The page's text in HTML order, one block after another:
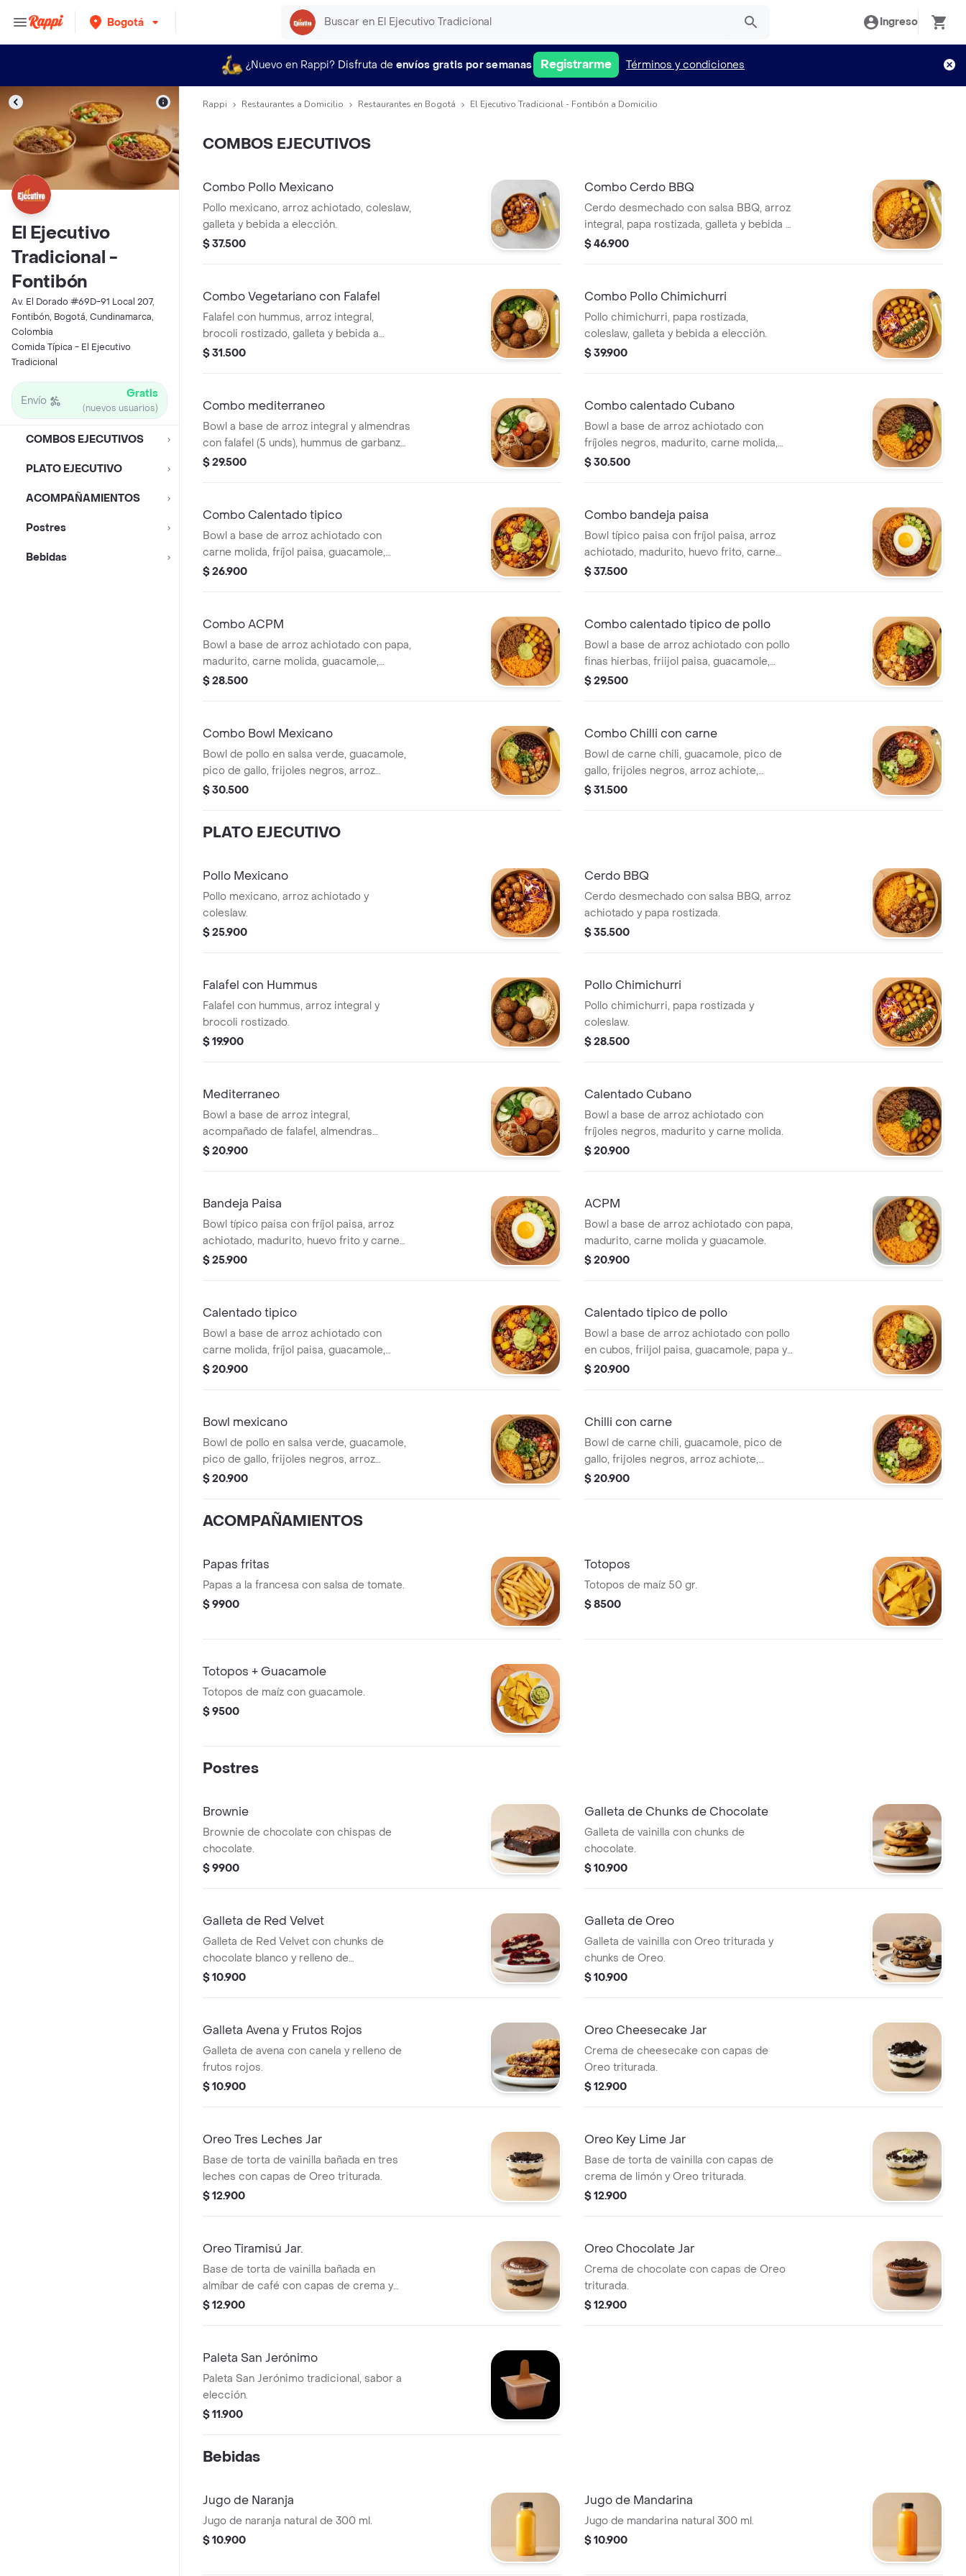
Bogotá Ingreso
¿Nuevo en Rappi? Disfruta de envíos gratis por semanas Registrarme Términos y condiciones
El Ejecutivo
Tradicional -
Fontibón
Av. El Dorado #69D-91 Local 207,
Fontibón, Bogotá, Cundinamarca,
Colombia
Comida Típica - El Ejecutivo
Tradicional
Envío Gratis
(nuevos usuarios)
COMBOS EJECUTIVOS
PLATO EJECUTIVO
ACOMPAÑAMIENTOS
Postres
Bebidas
Rappi Restaurantes a Domicilio Restaurantes en Bogotá El Ejecutivo Tradicional - Fontibón a Domicilio
COMBOS EJECUTIVOS
Combo Pollo Mexicano
Pollo mexicano, arroz achiotado, coleslaw,
galleta y bebida a elección.
$ 37.500
Combo Cerdo BBQ
Cerdo desmechado con salsa BBQ, arroz
integral, papa rostizada, galleta y bebida a
elección.
$ 46.900
Combo Vegetariano con Falafel
Falafel con hummus, arroz integral,
brocoli rostizado, galleta y bebida a
elección.
$ 31.500
Combo Pollo Chimichurri
Pollo chimichurri, papa rostizada,
coleslaw, galleta y bebida a elección.
$ 39.900
Combo mediterraneo
Bowl a base de arroz integral y almendras
con falafel (5 unds), hummus de garbanzo,
tomate, pepino, perejil, limón, vinagreta,
$ 29.500
Combo calentado Cubano
Bowl a base de arroz achiotado con
fríjoles negros, madurito, carne molida,
galleta y bebida a elección.
$ 30.500
Combo Calentado tipico
Bowl a base de arroz achiotado con
carne molida, fríjol paisa, guacamole,
papa, cilantro, galleta y bebida a elección.
$ 26.900
Combo bandeja paisa
Bowl típico paisa con fríjol paisa, arroz
achiotado, madurito, huevo frito, carne
molida, galleta y bebida a elección.
$ 37.500
Combo ACPM
Bowl a base de arroz achiotado con papa,
madurito, carne molida, guacamole,
galleta y bebida a elección.
$ 28.500
Combo calentado tipico de pollo
Bowl a base de arroz achiotado con pollo
finas hierbas, friijol paisa, guacamole,
papa, cilantro, galleta y bebida a elección.
$ 29.500
Combo Bowl Mexicano
Bowl de pollo en salsa verde, guacamole,
pico de gallo, frijoles negros, arroz
achiote, lechuga, galleta y bebida a
$ 30.500
Combo Chilli con carne
Bowl de carne chili, guacamole, pico de
gallo, frijoles negros, arroz achiote,
lechuga, salsa verde, galleta y bebida a
$ 31.500
PLATO EJECUTIVO
Pollo Mexicano
Pollo mexicano, arroz achiotado y
coleslaw.
$ 25.900
Cerdo BBQ
Cerdo desmechado con salsa BBQ, arroz
achiotado y papa rostizada.
$ 35.500
Falafel con Hummus
Falafel con hummus, arroz integral y
brocoli rostizado.
$ 19.900
Pollo Chimichurri
Pollo chimichurri, papa rostizada y
coleslaw.
$ 28.500
Mediterraneo
Bowl a base de arroz integral,
acompañado de falafel, almendras
fileteadas, tomate chonto, pepino,
$ 20.900
Calentado Cubano
Bowl a base de arroz achiotado con
fríjoles negros, madurito y carne molida.
$ 20.900
Bandeja Paisa
Bowl típico paisa con fríjol paisa, arroz
achiotado, madurito, huevo frito y carne
molida.
$ 25.900
ACPM
Bowl a base de arroz achiotado con papa,
madurito, carne molida y guacamole.
$ 20.900
Calentado tipico
Bowl a base de arroz achiotado con
carne molida, fríjol paisa, guacamole,
papa y cilantro.
$ 20.900
Calentado tipico de pollo
Bowl a base de arroz achiotado con pollo
en cubos, friijol paisa, guacamole, papa y
cilantro.
$ 20.900
Bowl mexicano
Bowl de pollo en salsa verde, guacamole,
pico de gallo, frijoles negros, arroz
achiote y lechuga.
$ 20.900
Chilli con carne
Bowl de carne chili, guacamole, pico de
gallo, frijoles negros, arroz achiote,
lechuga y salsa verde.
$ 20.900
ACOMPAÑAMIENTOS
Papas fritas
Papas a la francesa con salsa de tomate.
$ 9900
Totopos
Totopos de maíz 50 gr.
$ 8500
Totopos + Guacamole
Totopos de maíz con guacamole.
$ 9500
Postres
Brownie
Brownie de chocolate con chispas de
chocolate.
$ 9900
Galleta de Chunks de Chocolate
Galleta de vainilla con chunks de
chocolate.
$ 10.900
Galleta de Red Velvet
Galleta de Red Velvet con chunks de
chocolate blanco y relleno de
Cheesecake.
$ 10.900
Galleta de Oreo
Galleta de vainilla con Oreo triturada y
chunks de Oreo.
$ 10.900
Galleta Avena y Frutos Rojos
Galleta de avena con canela y relleno de
frutos rojos.
$ 10.900
Oreo Cheesecake Jar
Crema de cheesecake con capas de
Oreo triturada.
$ 12.900
Oreo Tres Leches Jar
Base de torta de vainilla bañada en tres
leches con capas de Oreo triturada.
$ 12.900
Oreo Key Lime Jar
Base de torta de vainilla con capas de
crema de limón y Oreo triturada.
$ 12.900
Oreo Tiramisú Jar.
Base de torta de vainilla bañada en
almíbar de café con capas de crema y
Oreo triturada.
$ 12.900
Oreo Chocolate Jar
Crema de chocolate con capas de Oreo
triturada.
$ 12.900
Paleta San Jerónimo
Paleta San Jerónimo tradicional, sabor a
elección.
$ 11.900
Bebidas
Jugo de Naranja
Jugo de naranja natural de 300 ml.
$ 10.900
Jugo de Mandarina
Jugo de mandarina natural 300 ml.
$ 10.900